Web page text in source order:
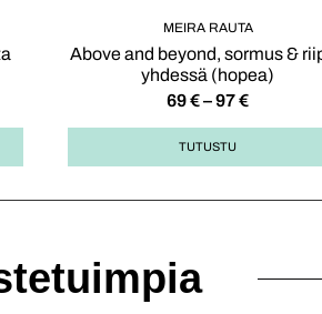
MEIRA RAUTA
Above and beyond, sormus &
yhdessä (hopea)
69€–97€
TUTUSTU